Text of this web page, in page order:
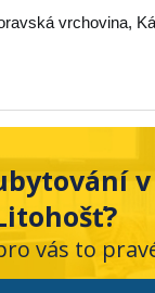
vrchovina,
vás to